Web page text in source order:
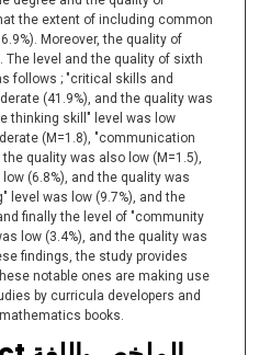
the extent of including common
Moreover, the quality of
level and the quality of sixth
follows ; "critical skills and
(41.9%), and the quality was
thinking skill" level was low
(M=1.8), "communication
quality was also low (M=1.5),
(6.8%), and the quality was
level was low (9.7%), and the
finally the level of "community
low (3.4%), and the quality was
findings, the study provides
notable ones are making use
by curricula developers and
books.